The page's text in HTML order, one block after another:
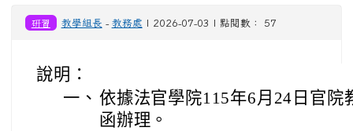
研習 教學組長 - 教務處 | 2026-07-03 | 點閱數： 57
說明：
一、 依據法官學院115年6月24日官院
函辦理。